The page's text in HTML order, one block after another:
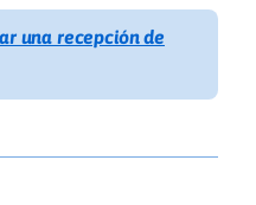
una recepción de